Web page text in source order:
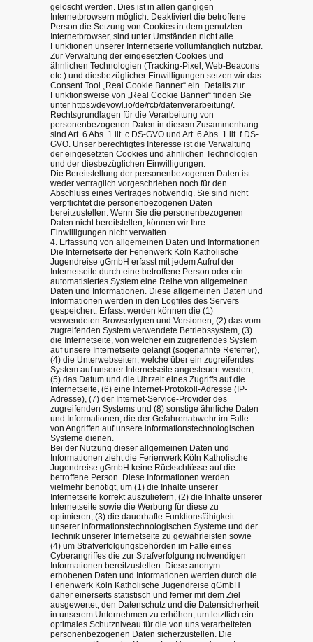
gelöscht werden. Dies ist in allen gängigen
Internetbrowsern möglich. Deaktiviert die betroffene
Person die Setzung von Cookies in dem genutzten
Internetbrowser, sind unter Umständen nicht alle
Funktionen unserer Internetseite vollumfänglich nutzbar.
Zur Verwaltung der eingesetzten Cookies und
ähnlichen Technologien (Tracking-Pixel, Web-Beacons
etc.) und diesbezüglicher Einwilligungen setzen wir das
Consent Tool „Real Cookie Banner“ ein. Details zur
Funktionsweise von „Real Cookie Banner“ finden Sie
unter https://devowl.io/de/rcb/datenverarbeitung/.
Rechtsgrundlagen für die Verarbeitung von
personenbezogenen Daten in diesem Zusammenhang
sind Art. 6 Abs. 1 lit. c DS-GVO und Art. 6 Abs. 1 lit. f DS-
GVO. Unser berechtigtes Interesse ist die Verwaltung
der eingesetzten Cookies und ähnlichen Technologien
und der diesbezüglichen Einwilligungen.
Die Bereitstellung der personenbezogenen Daten ist
weder vertraglich vorgeschrieben noch für den
Abschluss eines Vertrages notwendig. Sie sind nicht
verpflichtet die personenbezogenen Daten
bereitzustellen. Wenn Sie die personenbezogenen
Daten nicht bereitstellen, können wir Ihre
Einwilligungen nicht verwalten.
4. Erfassung von allgemeinen Daten und Informationen
Die Internetseite der Ferienwerk Köln Katholische
Jugendreise gGmbH erfasst mit jedem Aufruf der
Internetseite durch eine betroffene Person oder ein
automatisiertes System eine Reihe von allgemeinen
Daten und Informationen. Diese allgemeinen Daten und
Informationen werden in den Logfiles des Servers
gespeichert. Erfasst werden können die (1)
verwendeten Browsertypen und Versionen, (2) das vom
zugreifenden System verwendete Betriebssystem, (3)
die Internetseite, von welcher ein zugreifendes System
auf unsere Internetseite gelangt (sogenannte Referrer),
(4) die Unterwebseiten, welche über ein zugreifendes
System auf unserer Internetseite angesteuert werden,
(5) das Datum und die Uhrzeit eines Zugriffs auf die
Internetseite, (6) eine Internet-Protokoll-Adresse (IP-
Adresse), (7) der Internet-Service-Provider des
zugreifenden Systems und (8) sonstige ähnliche Daten
und Informationen, die der Gefahrenabwehr im Falle
von Angriffen auf unsere informationstechnologischen
Systeme dienen.
Bei der Nutzung dieser allgemeinen Daten und
Informationen zieht die Ferienwerk Köln Katholische
Jugendreise gGmbH keine Rückschlüsse auf die
betroffene Person. Diese Informationen werden
vielmehr benötigt, um (1) die Inhalte unserer
Internetseite korrekt auszuliefern, (2) die Inhalte unserer
Internetseite sowie die Werbung für diese zu
optimieren, (3) die dauerhafte Funktionsfähigkeit
unserer informationstechnologischen Systeme und der
Technik unserer Internetseite zu gewährleisten sowie
(4) um Strafverfolgungsbehörden im Falle eines
Cyberangriffes die zur Strafverfolgung notwendigen
Informationen bereitzustellen. Diese anonym
erhobenen Daten und Informationen werden durch die
Ferienwerk Köln Katholische Jugendreise gGmbH
daher einerseits statistisch und ferner mit dem Ziel
ausgewertet, den Datenschutz und die Datensicherheit
in unserem Unternehmen zu erhöhen, um letztlich ein
optimales Schutzniveau für die von uns verarbeiteten
personenbezogenen Daten sicherzustellen. Die